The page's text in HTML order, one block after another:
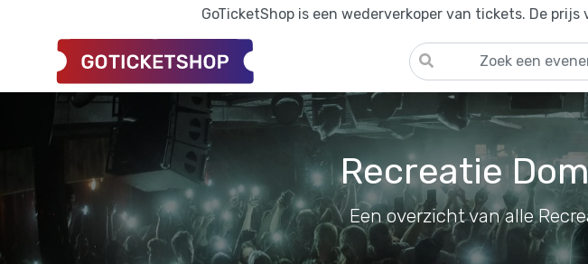
GoTicketShop is een wederverkoper van tickets. De
Recreatie
Een overzicht van alle